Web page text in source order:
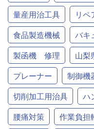
量産用治工具
リペ
食品製造機械
バキ
製函機 修理
山梨
プレーナー
制御機
切削加工用治具
ハ
腰痛対策
作業負担